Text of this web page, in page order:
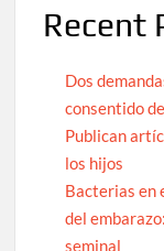
Recent
Dos
consentido
Publican
los hijos
Bacterias en
del
seminal